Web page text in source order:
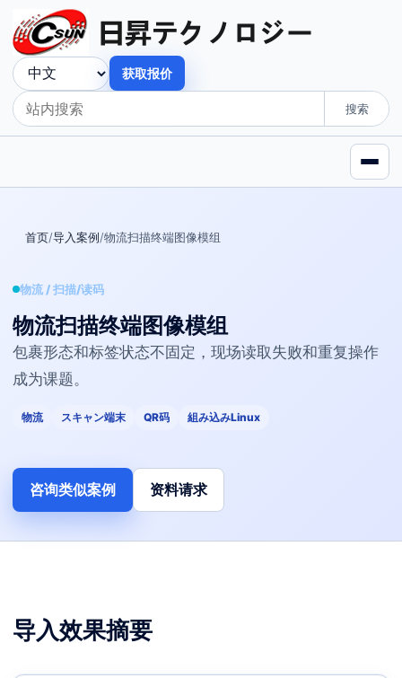
搜索
获取报价
首页 导入案例 物流扫描终端图像模组
物流 / 扫描/读码
物流扫描终端图像模组
包裹形态和标签状态不固定，现场读取失败和重复操作
成为课题。
物流 スキャン端末 QR码 組み込みLinux
咨询类似案例 资料请求
导入效果摘要